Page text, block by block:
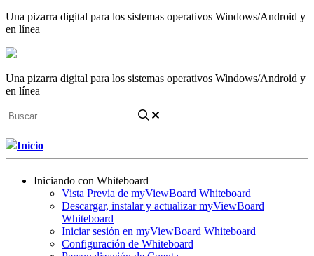
Una pizarra digital para los sistemas operativos Windows/Android y
en línea
Una pizarra digital para los sistemas operativos Windows/Android y
en línea
Inicio
Iniciando con Whiteboard
Vista Previa de myViewBoard Whiteboard
Descargar, instalar y actualizar myViewBoard
Whiteboard
Iniciar sesión en myViewBoard Whiteboard
Configuración de Whiteboard